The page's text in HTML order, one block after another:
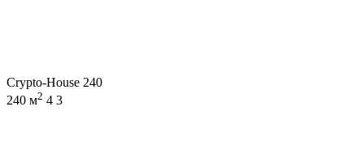
Crypto-House 240
240 м2 4 3